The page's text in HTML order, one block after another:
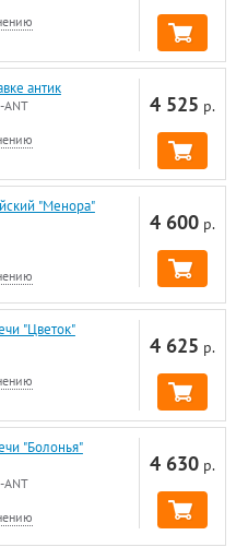
4 525 р.
антик
4 600 р.
"Менора"
4 625 р.
"Цветок"
4 630 р.
"Болонья"